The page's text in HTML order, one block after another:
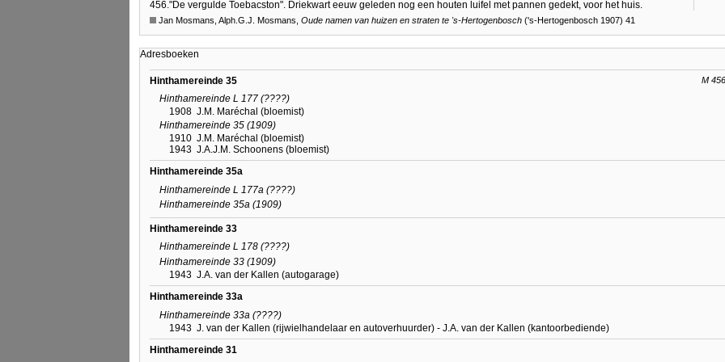
456."De vergulde Toebacston". Driekwart eeuw geleden nog een houten luifel met pannen gedekt, voor het huis.
Jan Mosmans, Alph.G.J. Mosmans, Oude namen van huizen en straten te 's-Hertogenbosch ('s-Hertogenbosch 1907) 41
Adresboeken
Hinthamereinde 35 M 456
Hinthamereinde L 177 (????)
1908 J.M. Maréchal (bloemist)
Hinthamereinde 35 (1909)
1910 J.M. Maréchal (bloemist)
1943 J.A.J.M. Schoonens (bloemist)
Hinthamereinde 35a
Hinthamereinde L 177a (????)
Hinthamereinde 35a (1909)
Hinthamereinde 33
Hinthamereinde L 178 (????)
Hinthamereinde 33 (1909)
1943 J.A. van der Kallen (autogarage)
Hinthamereinde 33a
Hinthamereinde 33a (????)
1943 J. van der Kallen (rijwielhandelaar en autoverhuurder) - J.A. van der Kallen (kantoorbediende)
Hinthamereinde 31